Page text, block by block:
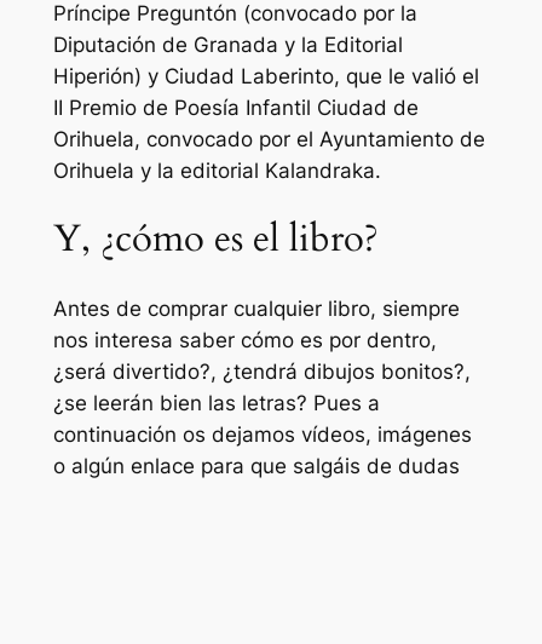
Príncipe Preguntón (convocado por la
Diputación de Granada y la Editorial
Hiperión) y Ciudad Laberinto, que le valió el
II Premio de Poesía Infantil Ciudad de
Orihuela, convocado por el Ayuntamiento de
Orihuela y la editorial Kalandraka.
Y, ¿cómo es el libro?
Antes de comprar cualquier libro, siempre
nos interesa saber cómo es por dentro,
¿será divertido?, ¿tendrá dibujos bonitos?,
¿se leerán bien las letras? Pues a
continuación os dejamos vídeos, imágenes
o algún enlace para que salgáis de dudas